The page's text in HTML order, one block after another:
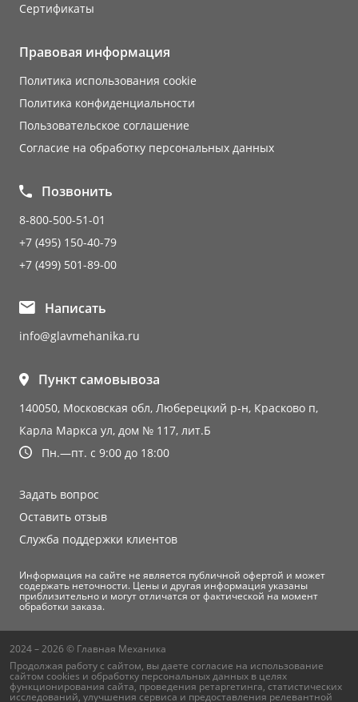
Сертификаты
Правовая информация
Политика использования cookie
Политика конфиденциальности
Пользовательское соглашение
Согласие на обработку персональных данных
Позвонить
8-800-500-51-01
+7 (495) 150-40-79
+7 (499) 501-89-00
Написать
info@glavmehanika.ru
Пункт самовывоза
140050, Московская обл, Люберецкий р-н, Красково п,
Карла Маркса ул, дом № 117, лит.Б
Пн.—пт. с 9:00 до 18:00
Задать вопрос
Оставить отзыв
Служба поддержки клиентов
Информация на сайте не является публичной офертой и может
содержать неточности. Цены и другая информация указаны
приблизительно и могут отличатся от фактической на момент
обработки заказа.
2024 – 2026 © Главная Механика
Продолжая работу с сайтом, вы даете согласие на использование
сайтом cookies и обработку персональных данных в целях
функционирования сайта, проведения ретаргетинга, статистических
исследований, улучшения сервиса и предоставления релевантной